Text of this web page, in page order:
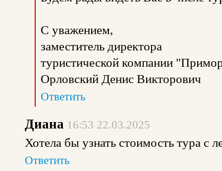
С уважением,
заместитель директора
туристической компании
Орловский Денис Викторович
Ответить
Диана 16:53 22.03.2025
Хотела бы узнать стоимость тура с
Ответить